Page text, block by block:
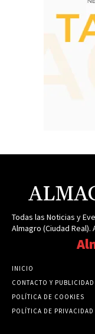
Todas las Noticias y
Almagro (Ciudad
INICIO
CONTACTO Y PUBLICIDAD
POLÍTICA DE COOKIES
POLÍTICA DE PRIVACIDAD